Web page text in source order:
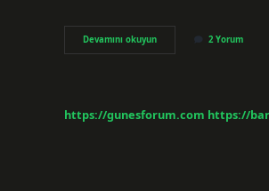
Devamını okuyunFutbolda
C
2 Yorum
https://gunesforum.com https://